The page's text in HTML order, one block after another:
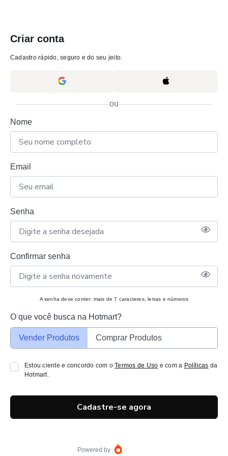
Criar conta
Cadastro rápido, seguro e do seu jeito.
ou
Nome
Email
Senha
Confirmar senha
A senha deve conter: mais de 7 caracteres, letras e números
O que você busca na Hotmart?
Vender Produtos Comprar Produtos
Estou ciente e concordo com oTermos de Uso e com a Políticas da
Hotmart.
Cadastre-se agora
Powered by